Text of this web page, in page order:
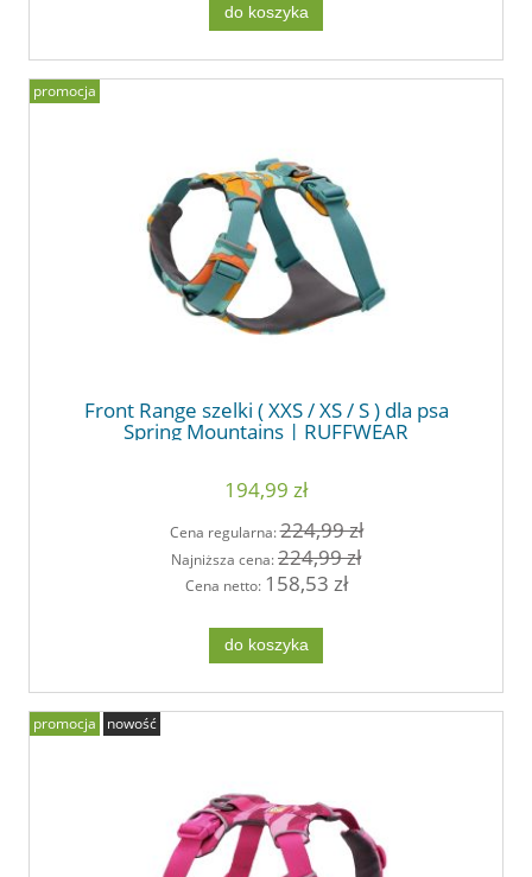
do koszyka
Front Range szelki ( XXS / XS / S ) dla psa
Spring Mountains | RUFFWEAR
194,99 zł
Cena regularna:224,99 zł
Najniższa cena:224,99 zł
Cena netto: 158,53 zł
do koszyka
promocja
promocja nowość